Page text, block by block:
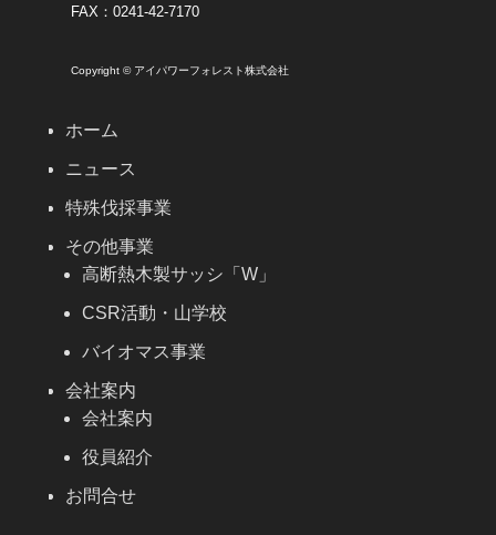
FAX：0241-42-7170
Copyright © アイパワーフォレスト株式会社
ホーム
ニュース
特殊伐採事業
その他事業
高断熱木製サッシ「W」
CSR活動・山学校
バイオマス事業
会社案内
会社案内
役員紹介
お問合せ